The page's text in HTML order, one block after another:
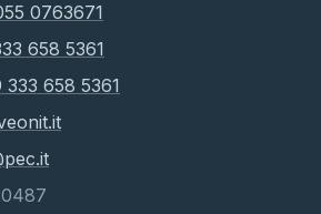
0763671
658 5361
333 658 5361